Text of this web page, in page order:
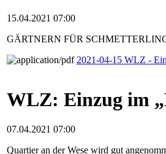
15.04.2021 07:00
GÄRTNERN FÜR
2021-04-15 WLZ -
WLZ: Einzug im
07.04.2021 07:00
Quartier an der Wese wird gut